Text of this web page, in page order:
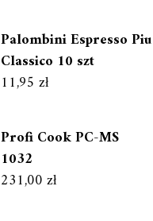
Palombini Espresso Piu
Classico 10 szt
11,95 zł
Profi Cook PC-MS
1032
231,00zł